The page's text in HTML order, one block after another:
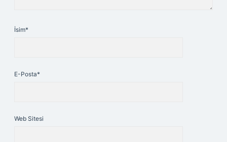
İsim*
E-Posta*
Web Sitesi